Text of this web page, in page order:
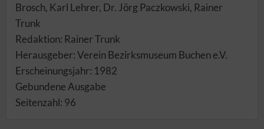
Brosch, Karl Lehrer, Dr. Jörg Paczkowski, Rainer
Trunk
Redaktion: Rainer Trunk
Herausgeber: Verein Bezirksmuseum Buchen e.V.
Erscheinungsjahr: 1982
Gebundene Ausgabe
Seitenzahl: 96